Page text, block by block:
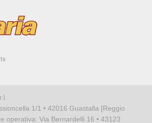
1/1 • 42016 Guastalla [Reggio
operativa: Via Bernardelli 16 • 43123